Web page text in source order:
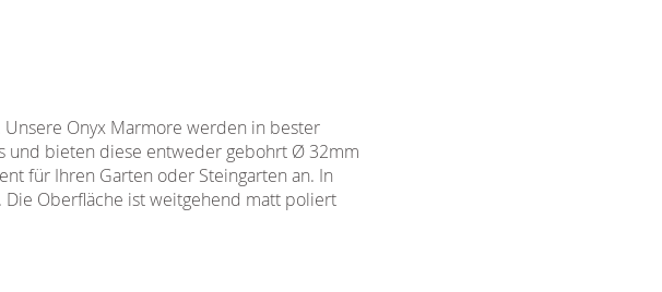
Onyx Marmore werden in bester
und bieten diese entweder gebohrt Ø 32mm
für Ihren Garten oder Steingarten an. In
Oberfläche ist weitgehend matt poliert